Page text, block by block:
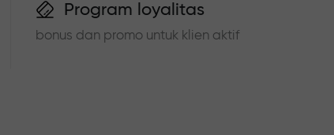
Program loyalitas
bonus dan promo untuk klien aktif